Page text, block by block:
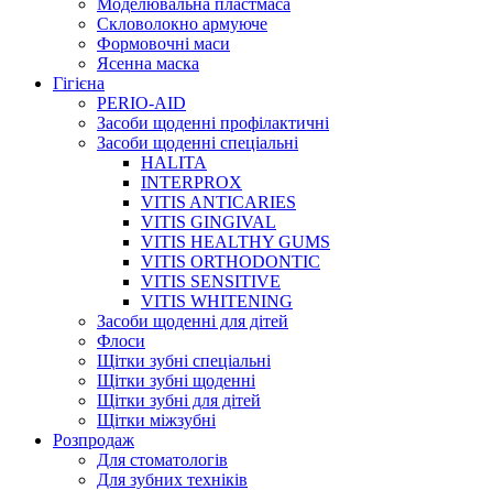
Скловолокно армуюче
Формовочні маси
Ясенна маска
Гігієна
PERIO-AID
Засоби щоденні профілактичні
Засоби щоденні спеціальні
HALITA
INTERPROX
VITIS ANTICARIES
VITIS GINGIVAL
VITIS HEALTHY GUMS
VITIS ORTHODONTIC
VITIS SENSITIVE
VITIS WHITENING
Засоби щоденні для дітей
Флоси
Щітки зубні спеціальні
Щітки зубні щоденні
Щітки зубні для дітей
Щітки міжзубні
Розпродаж
Для стоматологів
Для зубних техніків